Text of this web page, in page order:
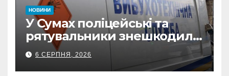
НОВИНИ
У Сумах поліцейські та
рятувальники знешкодили
500-кілограмову авіабомбу
росіян
6 СЕРПНЯ, 2026